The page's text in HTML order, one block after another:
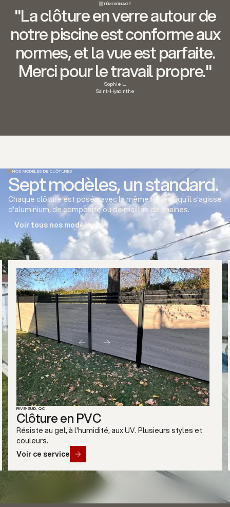
TÉMOIGNAGE
"La clôture en verre autour de
notre piscine est conforme aux
normes, et la vue est parfaite.
Merci pour le travail propre."
Sophie L.
Saint-Hyacinthe
NOS MODÈLES DE CLÔTURES
Sept modèles, un standard.
Chaque clôture est posée avec la même rigueur, qu'il s'agisse
d'aluminium, de composite ou de mailles de chaînes.
Voir tous nos modèles
RÉSIDENTIEL
RIVE-SUD, QC
Clôture en verre
Panneaux de verre trempé. Vue dégagée, conforme aux
normes de piscine du Québec.
Voir ce service
Slide 4 of 7.